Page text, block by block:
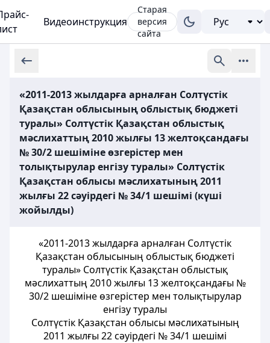
Видеоинструкция
Старая
версия
сайта
«2011-2013 жылдарға арналған Солтүстік
Қазақстан облысының облыстық бюджеті
туралы» Солтүстік Қазақстан облыстық
мәслихаттың 2010 жылғы 13 желтоқсандағы
№ 30/2 шешіміне өзгерістер мен
толықтырулар енгізу туралы» Солтүстік
Қазақстан облысы мәслихатының 2011
жылғы 22 сәуірдегі № 34/1 шешімі (күші
жойылды)
«2011-2013 жылдарға арналған Солтүстік
Қазақстан облысының облыстық бюджеті
туралы» Солтүстік Қазақстан облыстық
мәслихаттың 2010 жылғы 13 желтоқсандағы №
30/2 шешіміне өзгерістер мен толықтырулар
енгізу туралы
Солтүстік Қазақстан облысы мәслихатының
2011 жылғы 22 сәуірдегі № 34/1 шешімі